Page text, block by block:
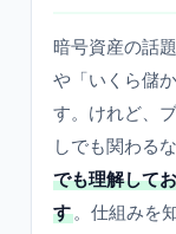
暗号資産の話
や「いくら儲
す。けれど、
しでも関わるな
でも理解して
す。仕組みを